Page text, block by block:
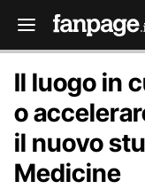
Il luogo in
o
il nuovo
Medicine